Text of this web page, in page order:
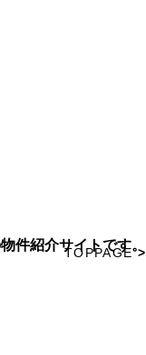
件紹介サイトです。
TOPPAGE >